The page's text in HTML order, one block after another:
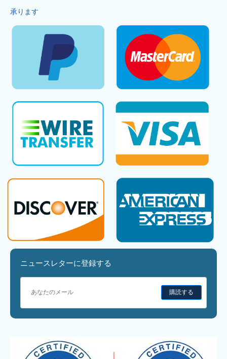
承ります
ニュースレターに登録する
購読する